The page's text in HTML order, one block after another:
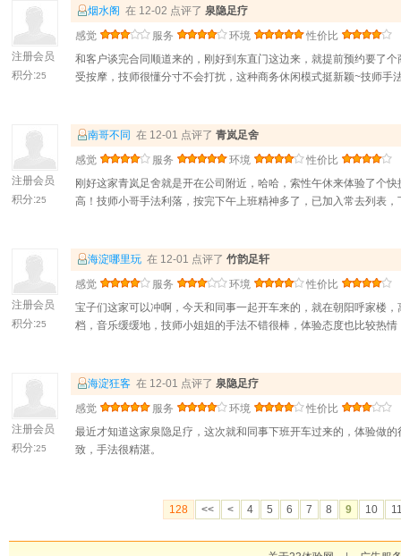
注册会员
积分:25
烟水阁 在 12-02 点评了 泉隐足疗
感觉
服务 环境
性价比
和客户谈完合同顺道来的，刚好到东直门这边来，就提前预约要了
受按摩，技师很懂分寸不会打扰，这种商务休闲模式挺新颖~技师手
注册会员
积分:25
南哥不同 在 12-01 点评了 青岚足舍
感觉
服务 环境
性价比
刚好这家青岚足舍就是开在公司附近，哈哈，索性午休来体验了个
高！技师小哥手法利落，按完下午上班精神多了，已加入常去列表
注册会员
积分:25
海淀哪里玩 在 12-01 点评了 竹韵足轩
感觉
服务 环境
性价比
宝子们这家可以冲啊，今天和同事一起开车来的，就在朝阳呼家楼
档，音乐缓缓地，技师小姐姐的手法不错很棒，体验态度也比较热
注册会员
积分:25
海淀狂客 在 12-01 点评了 泉隐足疗
感觉
服务 环境
性价比
最近才知道这家泉隐足疗，这次就和同事下班开车过来的，体验做
致，手法很精湛。
128 << < 4 5 6 7 8 9 10